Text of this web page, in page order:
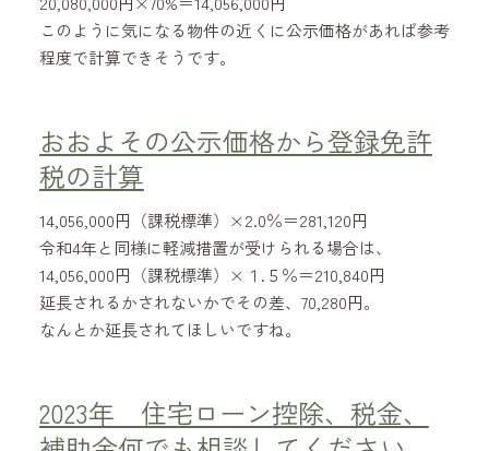
このように気になる物件の近くに公示価格があれば参考
程度で計算できそうです。
おおよその公示価格から登録免許
税の計算
14,056,000円（課税標準）×2.0％＝281,120円
令和4年と同様に軽減措置が受けられる場合は、
14,056,000円（課税標準）×１.５％＝210,840円
延長されるかされないかでその差、70,280円。
なんとか延長されてほしいですね。
2023年 住宅ローン控除、税金、